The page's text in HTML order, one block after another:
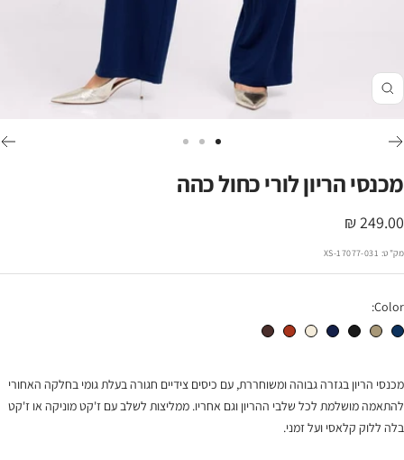
זום
לשקופית
1
2
3
מכנסי הריון לורי כחול כהה
מחיר
בהנחה
249.00 ₪
מק"ט: 17077-031-XS
Color:
מכנסי הריון לורי כחול כהה מכנסי הריון לורי חאקימכנסי הריון לורי שחורמכנסי הריון לורי נייבי מכנסי הריון לורי שמנתמכנסי הריון לורי פפריקהמכנסי הריון לורי חום שוקולד
מכנסי הריון בגזרה גבוהה ומשוחררת, עם כיסים צידיים חגורה בעלת גומי בחלקה האחורי
להתאמה מושלמת לכל שלבי ההריון וגם אחריו. ממליצות לשלב עם ז'קט מוניקה או ז'קט
בלה ללוק קלאסי ועל זמני.